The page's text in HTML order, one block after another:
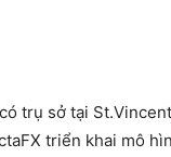
trụ sở tại
triển khai mô